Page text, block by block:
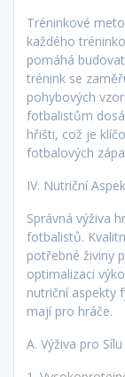
Tréninkové
každého
pomáhá
trénink se
pohybových
fotbalistům
hřišti, což je
fotbalových
IV. Nutriční
Správná výživa
fotbalistů.
potřebné živiny
optimalizaci
nutriční aspekty
mají pro hráče.
A. Výživa pro